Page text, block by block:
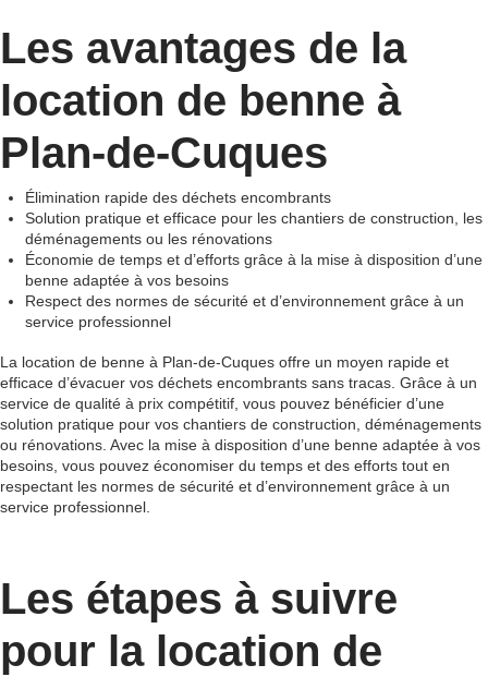
Les avantages de la
location de benne à
Plan-de-Cuques
Élimination rapide des déchets encombrants
Solution pratique et efficace pour les chantiers de construction, les
déménagements ou les rénovations
Économie de temps et d’efforts grâce à la mise à disposition d’une
benne adaptée à vos besoins
Respect des normes de sécurité et d’environnement grâce à un
service professionnel
La location de benne à Plan-de-Cuques offre un moyen rapide et
efficace d’évacuer vos déchets encombrants sans tracas. Grâce à un
service de qualité à prix compétitif, vous pouvez bénéficier d’une
solution pratique pour vos chantiers de construction, déménagements
ou rénovations. Avec la mise à disposition d’une benne adaptée à vos
besoins, vous pouvez économiser du temps et des efforts tout en
respectant les normes de sécurité et d’environnement grâce à un
service professionnel.
Les étapes à suivre
pour la location de